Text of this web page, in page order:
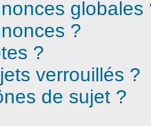
globales
?
?
verrouillés ?
de sujet ?